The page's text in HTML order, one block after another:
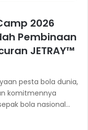
2026
Pembinaan
JETRAY™
pesta bola dunia,
komitmennya
bola nasional…